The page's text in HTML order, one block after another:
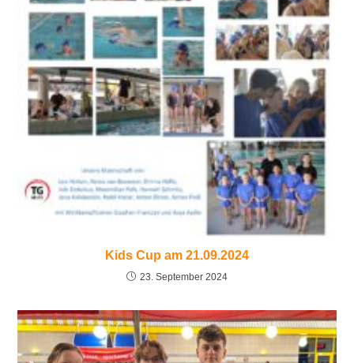
Kids Cup am 21.09.2024
23. September 2024